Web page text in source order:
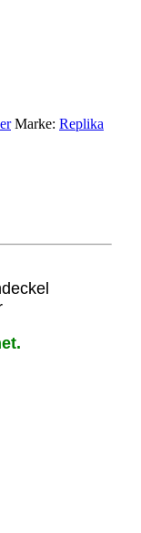
Marke: Replika